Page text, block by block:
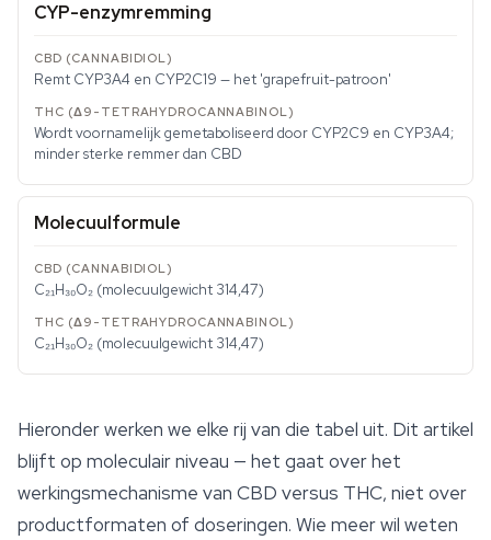
CYP-enzymremming
Remt CYP3A4 en CYP2C19 — het 'grapefruit-patroon'
Wordt voornamelijk gemetaboliseerd door CYP2C9 en CYP3A4;
minder sterke remmer dan CBD
Molecuulformule
C₂₁H₃₀O₂ (molecuulgewicht 314,47)
C₂₁H₃₀O₂ (molecuulgewicht 314,47)
Hieronder werken we elke rij van die tabel uit. Dit artikel
blijft op moleculair niveau — het gaat over het
werkingsmechanisme van CBD versus THC, niet over
productformaten of doseringen. Wie meer wil weten